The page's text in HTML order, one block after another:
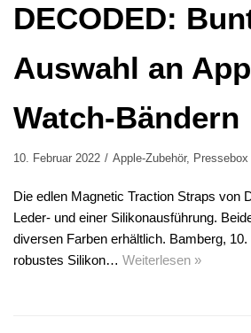
DECODED:
Auswahl an
Watch-Bändern
10. Februar 2022 Apple-Zubehör,
Die edlen Magnetic Traction Straps von
Leder- und einer Silikonausführung.
diversen Farben erhältlich. Bamberg,
robustes Silikon… Weiterlesen »